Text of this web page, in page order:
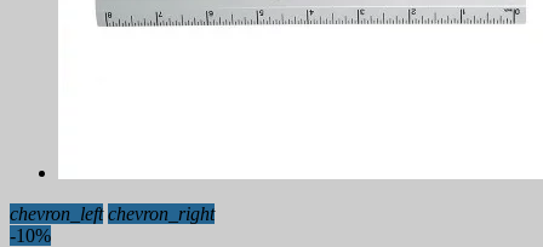
chevron_left chevron_right
-10%